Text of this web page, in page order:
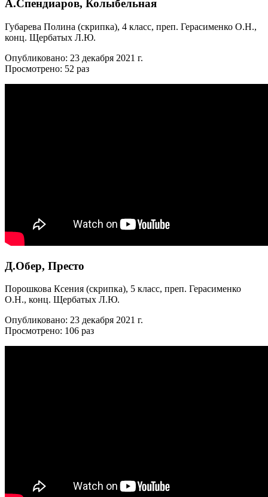
А.Спендиаров, Колыбельная
Губарева Полина (скрипка), 4 класс, преп. Герасименко О.Н.,
конц. Щербатых Л.Ю.
Опубликовано: 23 декабря 2021 г.
Просмотрено: 52 раз
Д.Обер, Престо
Порошкова Ксения (скрипка), 5 класс, преп. Герасименко
О.Н., конц. Щербатых Л.Ю.
Опубликовано: 23 декабря 2021 г.
Просмотрено: 106 раз